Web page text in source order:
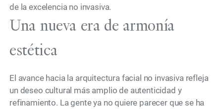
de la excelencia no invasiva.
Una nueva era de armonía
estética
El avance hacia la arquitectura facial no invasiva refleja
un deseo cultural más amplio de autenticidad y
refinamiento. La gente ya no quiere parecer que se ha